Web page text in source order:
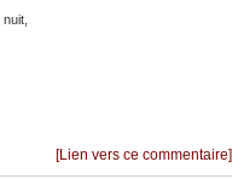
[Lien vers ce commentaire]